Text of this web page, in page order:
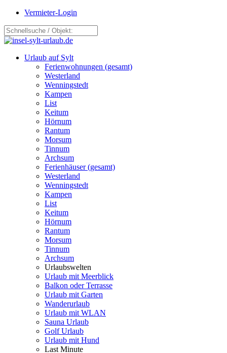
Vermieter-Login
Urlaub auf Sylt
Ferienwohnungen (gesamt)
Westerland
Wenningstedt
Kampen
List
Keitum
Hörnum
Rantum
Morsum
Tinnum
Archsum
Ferienhäuser (gesamt)
Westerland
Wenningstedt
Kampen
List
Keitum
Hörnum
Rantum
Morsum
Tinnum
Archsum
Urlaubswelten
Urlaub mit Meerblick
Balkon oder Terrasse
Urlaub mit Garten
Wanderurlaub
Urlaub mit WLAN
Sauna Urlaub
Golf Urlaub
Urlaub mit Hund
Last Minute